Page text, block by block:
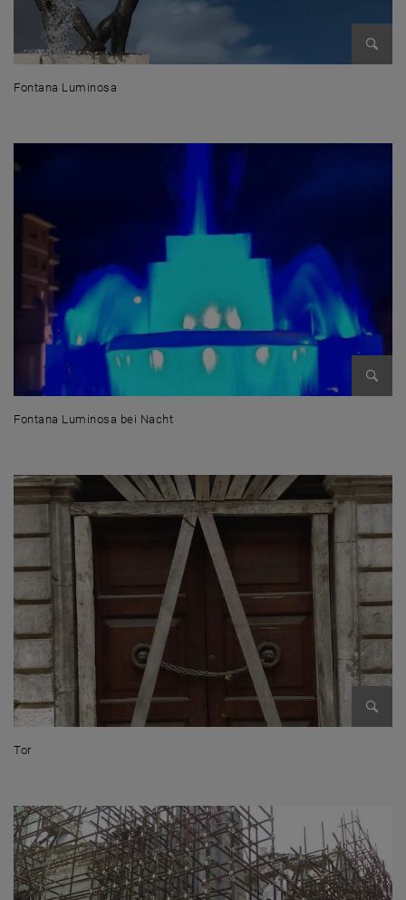
Fontana Luminosa
Fontana Luminosa bei Nacht
Tor